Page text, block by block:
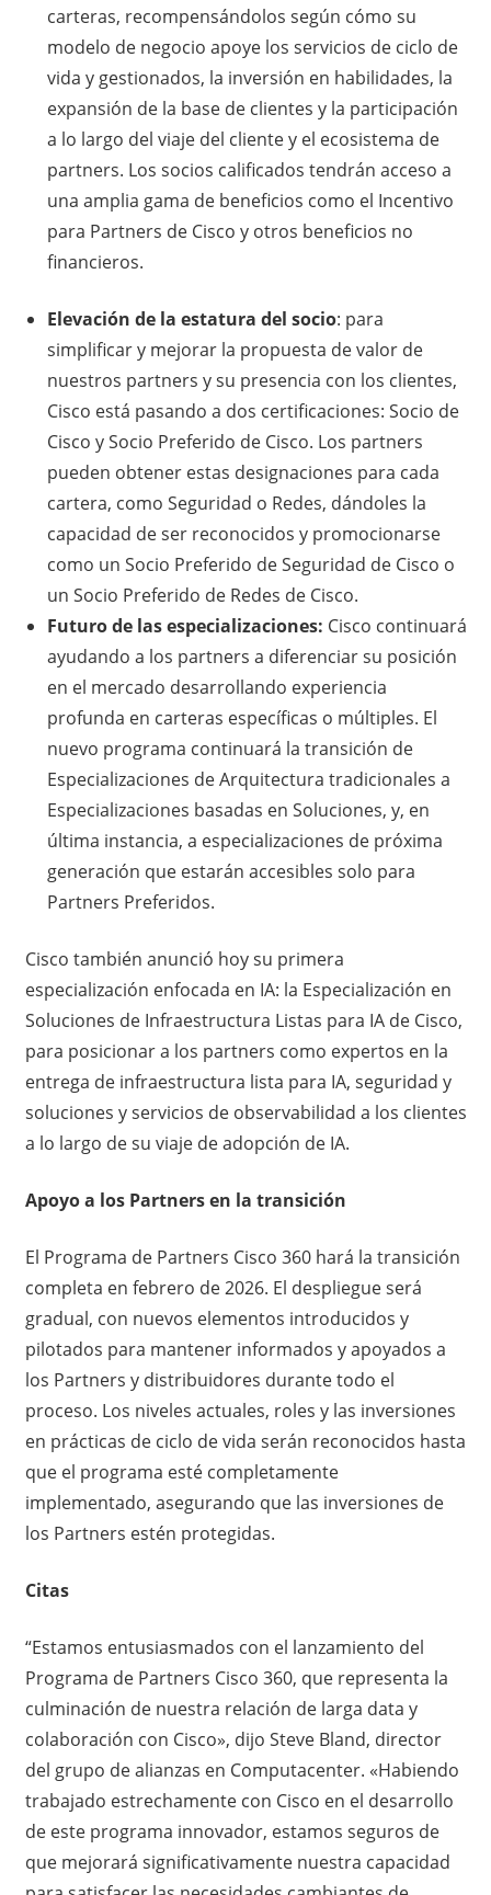
carteras, recompensándolos según cómo su
modelo de negocio apoye los servicios de ciclo de
vida y gestionados, la inversión en habilidades, la
expansión de la base de clientes y la participación
a lo largo del viaje del cliente y el ecosistema de
partners. Los socios calificados tendrán acceso a
una amplia gama de beneficios como el Incentivo
para Partners de Cisco y otros beneficios no
financieros.
Elevación de la estatura del socio: para
simplificar y mejorar la propuesta de valor de
nuestros partners y su presencia con los clientes,
Cisco está pasando a dos certificaciones: Socio de
Cisco y Socio Preferido de Cisco. Los partners
pueden obtener estas designaciones para cada
cartera, como Seguridad o Redes, dándoles la
capacidad de ser reconocidos y promocionarse
como un Socio Preferido de Seguridad de Cisco o
un Socio Preferido de Redes de Cisco.
Futuro de las especializaciones: Cisco continuará
ayudando a los partners a diferenciar su posición
en el mercado desarrollando experiencia
profunda en carteras específicas o múltiples. El
nuevo programa continuará la transición de
Especializaciones de Arquitectura tradicionales a
Especializaciones basadas en Soluciones, y, en
última instancia, a especializaciones de próxima
generación que estarán accesibles solo para
Partners Preferidos.
Cisco también anunció hoy su primera
especialización enfocada en IA: la Especialización en
Soluciones de Infraestructura Listas para IA de Cisco,
para posicionar a los partners como expertos en la
entrega de infraestructura lista para IA, seguridad y
soluciones y servicios de observabilidad a los clientes
a lo largo de su viaje de adopción de IA.
Apoyo a los Partners en la transición
El Programa de Partners Cisco 360 hará la transición
completa en febrero de 2026. El despliegue será
gradual, con nuevos elementos introducidos y
pilotados para mantener informados y apoyados a
los Partners y distribuidores durante todo el
proceso. Los niveles actuales, roles y las inversiones
en prácticas de ciclo de vida serán reconocidos hasta
que el programa esté completamente
implementado, asegurando que las inversiones de
los Partners estén protegidas.
Citas
“Estamos entusiasmados con el lanzamiento del
Programa de Partners Cisco 360, que representa la
culminación de nuestra relación de larga data y
colaboración con Cisco», dijo Steve Bland, director
del grupo de alianzas en Computacenter. «Habiendo
trabajado estrechamente con Cisco en el desarrollo
de este programa innovador, estamos seguros de
que mejorará significativamente nuestra capacidad